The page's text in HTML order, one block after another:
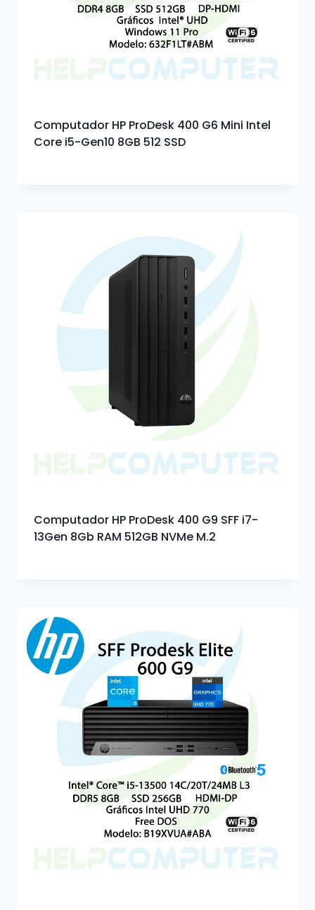
Computador HP ProDesk 400 G6 Mini Intel
Core i5-Gen10 8GB 512 SSD
Computador HP ProDesk 400 G9 SFF i7-
13Gen 8Gb RAM 512GB NVMe M.2